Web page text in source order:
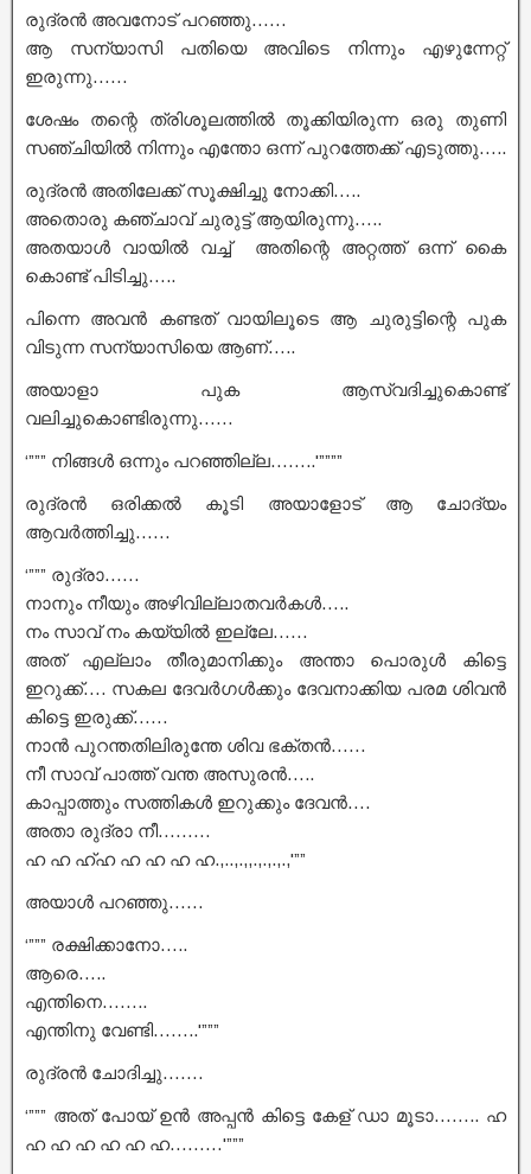
രുദ്രൻ അവനോട് പറഞ്ഞു……
ആ സന്യാസി പതിയെ അവിടെ നിന്നും എഴുന്നേറ്റ്
ഇരുന്നു……
ശേഷം തന്റെ ത്രിശൂലത്തിൽ തൂക്കിയിരുന്ന ഒരു തുണി
സഞ്ചിയിൽ നിന്നും എന്തോ ഒന്ന് പുറത്തേക്ക് എടുത്തു…..
രുദ്രൻ അതിലേക്ക് സൂക്ഷിച്ചു നോക്കി…..
അതൊരു കഞ്ചാവ് ചുരുട്ട് ആയിരുന്നു…..
അതയാൾ വായിൽ വച്ച് അതിന്റെ അറ്റത്ത് ഒന്ന് കൈ
കൊണ്ട് പിടിച്ചു…..
പിന്നെ അവൻ കണ്ടത് വായിലൂടെ ആ ചുരുട്ടിന്റെ പുക
വിടുന്ന സന്യാസിയെ ആണ്…..
അയാളാ പുക ആസ്വദിച്ചുകൊണ്ട്
വലിച്ചുകൊണ്ടിരുന്നു……
‘””” നിങ്ങൾ ഒന്നും പറഞ്ഞില്ല……..'””””
രുദ്രൻ ഒരിക്കൽ കൂടി അയാളോട് ആ ചോദ്യം
ആവർത്തിച്ചു……
‘””” രുദ്രാ……
നാനും നീയും അഴിവില്ലാതവർകൾ…..
നം സാവ് നം കയ്യിൽ ഇല്ലേ……
അത് എല്ലാം തീരുമാനിക്കും അന്താ പൊരുൾ കിട്ടെ
ഇറുക്ക്…. സകല ദേവർഗൾക്കും ദേവനാക്കിയ പരമ ശിവൻ
കിട്ടെ ഇരുക്ക്……
നാൻ പുറന്തതിലിരുന്തേ ശിവ ഭക്തൻ……
നീ സാവ് പാത്ത് വന്ത അസുരൻ…..
കാപ്പാത്തും സത്തികൾ ഇറുക്കും ദേവൻ….
അതാ രുദ്രാ നീ………
ഹ ഹ ഹ്ഹ ഹ ഹ ഹ ഹ.,..,.,,.,.,.,.,'””
അയാൾ പറഞ്ഞു……
‘””” രക്ഷിക്കാനോ…..
ആരെ…..
എന്തിനെ……..
എന്തിനു വേണ്ടി……..'”””
രുദ്രൻ ചോദിച്ചു…….
‘””” അത് പോയ്‌ ഉൻ അപ്പൻ കിട്ടെ കേള് ഡാ മൂടാ…….. ഹ
ഹ ഹ ഹ ഹ ഹ ഹ………'”””